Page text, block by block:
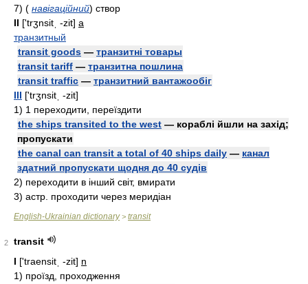
7) ( навігаційний) створ
II ['trʒnsitˌ -zit] a
транзитный
transit goods — транзитні товары
transit tariff — транзитна пошлина
transit traffic — транзитний вантажообіг
III ['trʒnsitˌ -zit]
1) 1 переходити, переїздити
the ships transited to the west — кораблі йшли на захід;
пропускати
the canal can transit a total of 40 ships daily — канал
здатний пропускати щодня до 40 судів
2) переходити в інший світ, вмирати
3) acтp. проходити через меридіан
English-Ukrainian dictionary> transit
2
transit
I ['traensitˌ -zit] n
1) проїзд, проходження